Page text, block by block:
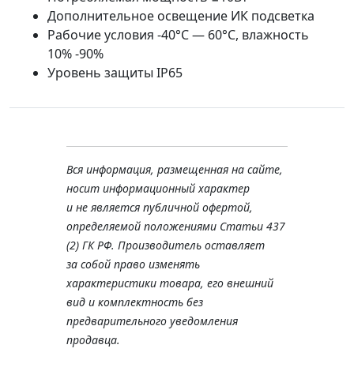
Дополнительное освещение ИК подсветка
Рабочие условия -40°С — 60°С, влажность
10% -90%
Уровень защиты IP65
Вся информация, размещенная на сайте,
носит информационный характер
и не является публичной офертой,
определяемой положениями Статьи 437
(2) ГК РФ. Производитель оставляет
за собой право изменять
характеристики товара, его внешний
вид и комплектность без
предварительного уведомления
продавца.